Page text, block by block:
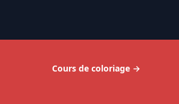
Cours de coloriage →